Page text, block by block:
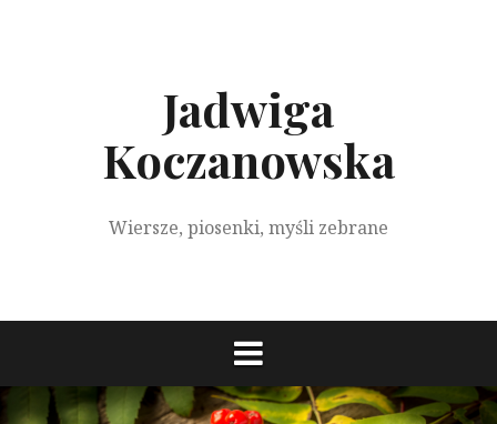
Jadwiga
Koczanowska
Wiersze, piosenki, myśli zebrane